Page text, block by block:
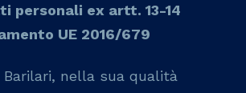
personali ex artt. 13-14
UE 2016/679
Barilari, nella sua qualità